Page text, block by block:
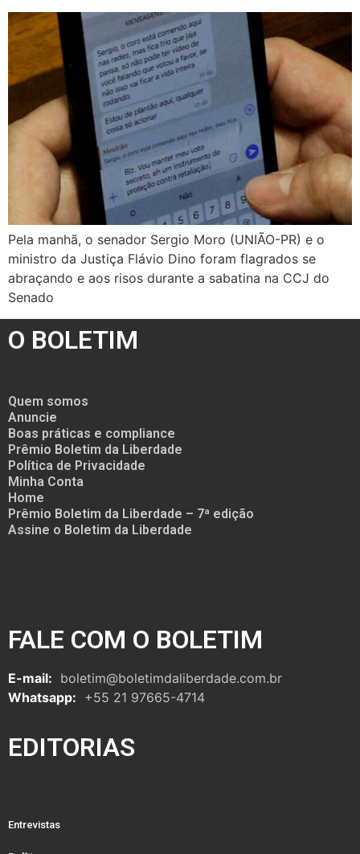
Pela manhã, o senador Sergio Moro (UNIÃO-PR) e o
ministro da Justiça Flávio Dino foram flagrados se
abraçando e aos risos durante a sabatina na CCJ do
Senado
O BOLETIM
Quem somos
Anuncie
Boas práticas e compliance
Prêmio Boletim da Liberdade
Política de Privacidade
Minha Conta
Home
Prêmio Boletim da Liberdade – 7ª edição
Assine o Boletim da Liberdade
FALE COM O BOLETIM
E-mail: boletim@boletimdaliberdade.com.br
Whatsapp: +55 21 97665-4714
EDITORIAS
Entrevistas